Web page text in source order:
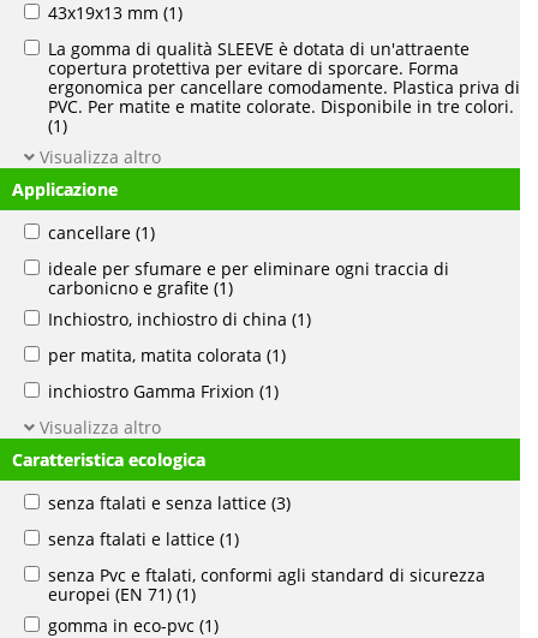
43x19x13 mm (1)
La gomma di qualità SLEEVE è dotata di un'attraente
copertura protettiva per evitare di sporcare. Forma
ergonomica per cancellare comodamente. Plastica priva di
PVC. Per matite e matite colorate. Disponibile in tre colori.
(1)
Visualizza altro
Applicazione
cancellare (1)
ideale per sfumare e per eliminare ogni traccia di
carbonicno e grafite (1)
Inchiostro, inchiostro di china (1)
per matita, matita colorata (1)
inchiostro Gamma Frixion (1)
Visualizza altro
Caratteristica ecologica
senza ftalati e senza lattice (3)
senza ftalati e lattice (1)
senza Pvc e ftalati, conformi agli standard di sicurezza
europei (EN 71) (1)
gomma in eco-pvc (1)